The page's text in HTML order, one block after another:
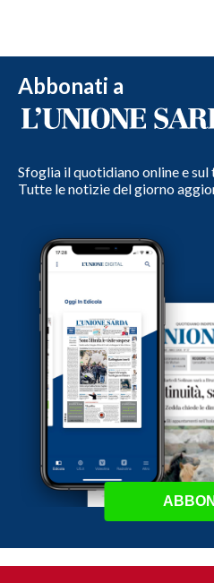
Abbonati a
Sfoglia il quotidiano online e
Tutte le notizie del giorno